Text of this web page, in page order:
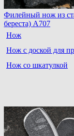
Филейный нож из
береста) A707
Нож
Нож с доской для
Нож со шкатулкой